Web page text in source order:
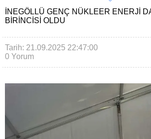
İNEGÖLLÜ GENÇ NÜKLEER ENERJI
BIRINCISI OLDU
Tarih: 21.09.2025 22:47:00
0 Yorum